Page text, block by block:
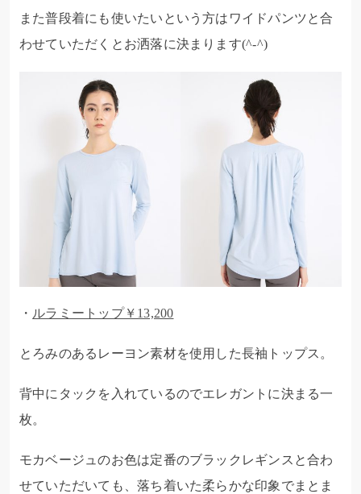
また普段着にも使いたいという方はワイドパンツと合
わせていただくとお洒落に決まります(^-^)
・ ルラミートップ￥13,200
とろみのあるレーヨン素材を使用した長袖トップス。
背中にタックを入れているのでエレガントに決まる一
枚。
モカベージュのお色は定番のブラックレギンスと合わ
せていただいても、落ち着いた柔らかな印象でまとま